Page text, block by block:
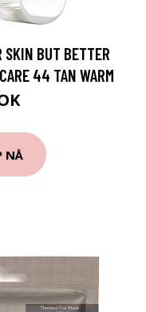
SKIN BUT BETTER
44 TAN WARM
NÅ